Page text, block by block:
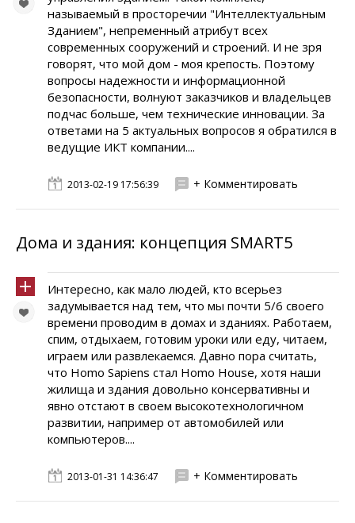
называемый в просторечии "Интеллектуальным
Зданием", непременный атрибут всех
современных сооружений и строений. И не зря
говорят, что мой дом - моя крепость. Поэтому
вопросы надежности и информационной
безопасности, волнуют заказчиков и владельцев
подчас больше, чем технические инновации. За
ответами на 5 актуальных вопросов я обратился в
ведущие ИКТ компании....
2013-02-19 17:56:39 + Комментировать
Дома и здания: концепция SMART5
Интересно, как мало людей, кто всерьез
задумывается над тем, что мы почти 5/6 своего
времени проводим в домах и зданиях. Работаем,
спим, отдыхаем, готовим уроки или еду, читаем,
играем или развлекаемся. Давно пора считать,
что Homo Sapiens стал Homo House, хотя наши
жилища и здания довольно консервативны и
явно отстают в своем высокотехнологичном
развитии, например от автомобилей или
компьютеров....
2013-01-31 14:36:47 + Комментировать